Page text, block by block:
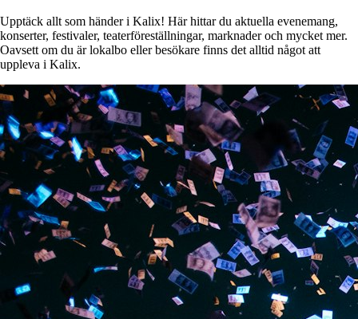
Upptäck allt som händer i Kalix! Här hittar du aktuella evenemang,
konserter, festivaler, teaterföreställningar, marknader och mycket mer.
Oavsett om du är lokalbo eller besökare finns det alltid något att
uppleva i Kalix.